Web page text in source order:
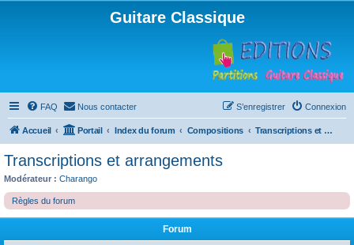
Guitare Classique
FAQ Nous contacter Connexion
S’enregistrer
Accueil Portail Index du forum Compositions Transcriptions et arrangements
Transcriptions et arrangements
Modérateur : Charango
Règles du forum
Forum